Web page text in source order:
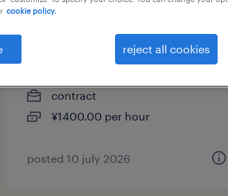
電気・電子・半導体のマシンオ
contract
¥1400.00 per hour
posted 10 july 2026
cookie policy.
reject all cookies